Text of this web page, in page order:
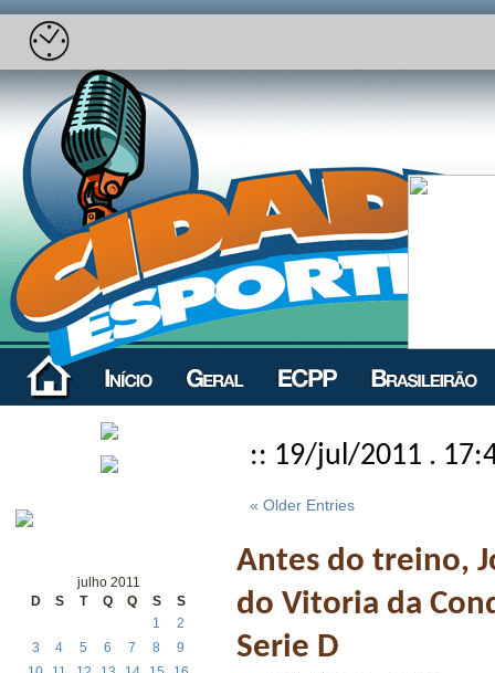
julho 2011
D
S T Q Q S S
1
2
3
4 5 6 7 8
9
:: 19/jul/2011 .
« Older Entries
Antes do treino,
do Vitoria da
Serie D